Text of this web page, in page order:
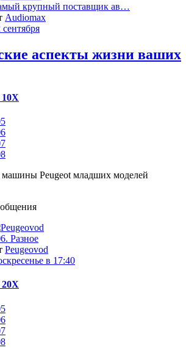
крупный поставщик ав…
Audiomax
сентября
аспекты жизни ваших
10X
машины Peugeot младших моделей
Разное
Peugeovod
в 17:40
20X